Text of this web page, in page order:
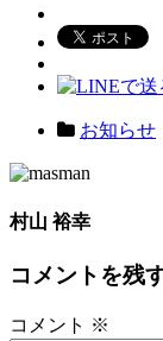
お知らせ
村山 裕幸
コメントを残
コメント ※